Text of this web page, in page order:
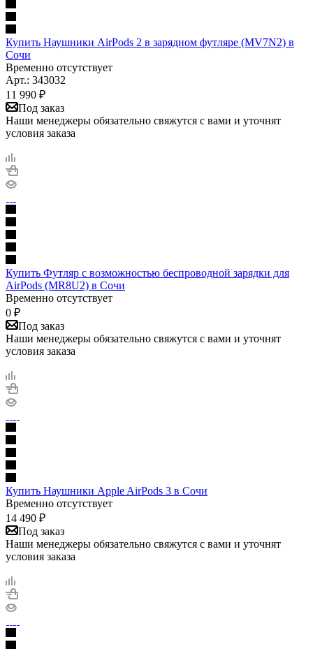
Купить Наушники AirPods 2 в зарядном футляре (MV7N2) в
Сочи
Временно отсутствует
Арт.: 343032
11 990 ₽
Под заказ
Наши менеджеры обязательно свяжутся с вами и уточнят
условия заказа
Купить Футляр с возможностью беспроводной зарядки для
AirPods (MR8U2) в Сочи
Временно отсутствует
0 ₽
Под заказ
Наши менеджеры обязательно свяжутся с вами и уточнят
условия заказа
Купить Наушники Apple AirPods 3 в Сочи
Временно отсутствует
14 490 ₽
Под заказ
Наши менеджеры обязательно свяжутся с вами и уточнят
условия заказа